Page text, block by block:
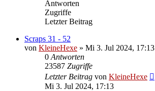
Antworten
Zugriffe
Letzter Beitrag
Scraps 31 - 52
von KleineHexe » Mi 3. Jul 2024, 17:13
0 Antworten
23587 Zugriffe
Letzter Beitrag von KleineHexe
Mi 3. Jul 2024, 17:13